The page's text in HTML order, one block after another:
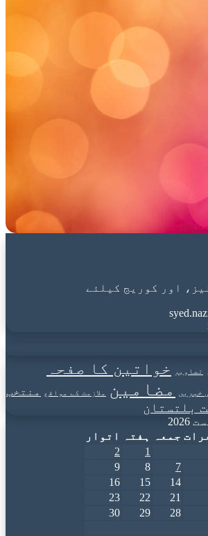
اور کوریج کیلئے
تصاویر خواتین کا صفحہ
خبریں مضامین ملازمت کے مواقع
منتخب
بلتستان
2026
جمعہ ہفتہ
اتوار
1
2
7
8
9
14
15
16
21
22
23
28
29
30